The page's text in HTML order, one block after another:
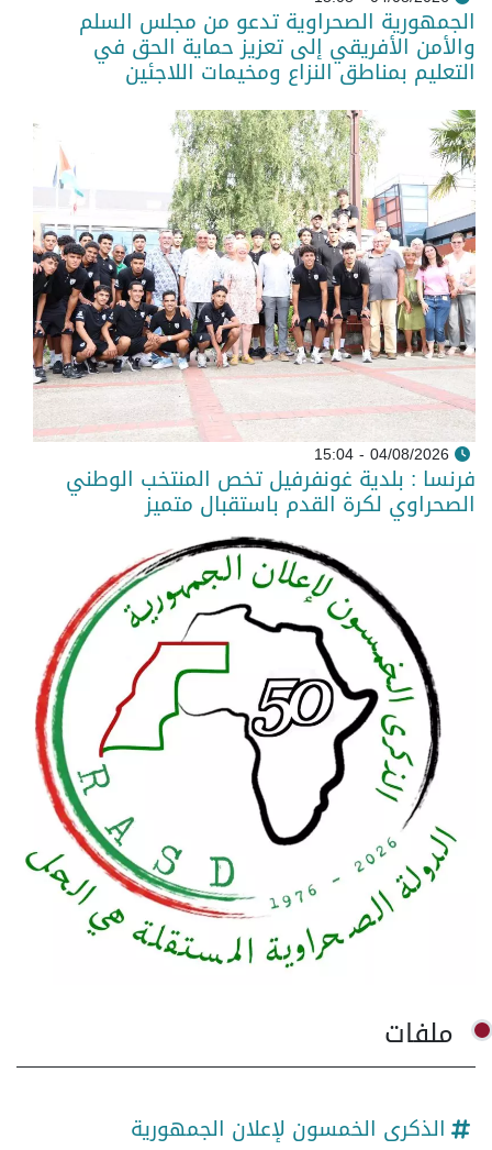
الجمهورية الصحراوية تدعو من مجلس السلم
والأمن الأفريقي إلى تعزيز حماية الحق في
التعليم بمناطق النزاع ومخيمات اللاجئين
04/08/2026 - 15:04
فرنسا : بلدية غونفرفيل تخص المنتخب الوطني
الصحراوي لكرة القدم باستقبال متميز
ملفات
الذكرى الخمسون لإعلان الجمهورية